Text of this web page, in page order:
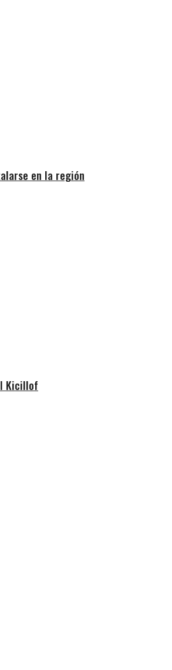
en la región
Kicillof